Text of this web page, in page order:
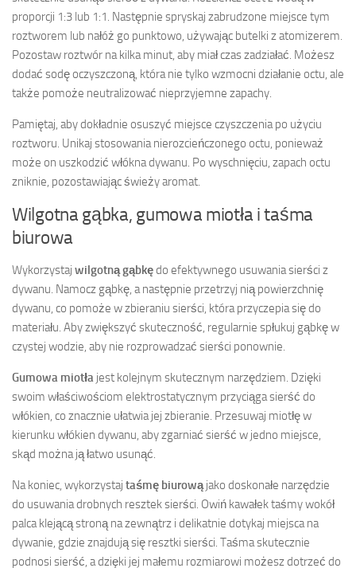
proporcji 1:3 lub 1:1. Następnie spryskaj zabrudzone miejsce tym
roztworem lub nałóż go punktowo, używając butelki z atomizerem.
Pozostaw roztwór na kilka minut, aby miał czas zadziałać. Możesz
dodać sodę oczyszczoną, która nie tylko wzmocni działanie octu, ale
także pomoże neutralizować nieprzyjemne zapachy.
Pamiętaj, aby dokładnie osuszyć miejsce czyszczenia po użyciu
roztworu. Unikaj stosowania nierozcieńczonego octu, ponieważ
może on uszkodzić włókna dywanu. Po wyschnięciu, zapach octu
zniknie, pozostawiając świeży aromat.
Wilgotna gąbka, gumowa miotła i taśma
biurowa
Wykorzystaj wilgotną gąbkędo efektywnego usuwania sierści z
dywanu. Namocz gąbkę, a następnie przetrzyj nią powierzchnię
dywanu, co pomoże w zbieraniu sierści, która przyczepia się do
materiału. Aby zwiększyć skuteczność, regularnie spłukuj gąbkę w
czystej wodzie, aby nie rozprowadzać sierści ponownie.
Gumowa miotła jest kolejnym skutecznym narzędziem. Dzięki
swoim właściwościom elektrostatycznym przyciąga sierść do
włókien, co znacznie ułatwia jej zbieranie. Przesuwaj miotłę w
kierunku włókien dywanu, aby zgarniać sierść w jedno miejsce,
skąd można ją łatwo usunąć.
Na koniec, wykorzystaj taśmę biurową jako doskonałe narzędzie
do usuwania drobnych resztek sierści. Owiń kawałek taśmy wokół
palca klejącą stroną na zewnątrz i delikatnie dotykaj miejsca na
dywanie, gdzie znajdują się resztki sierści. Taśma skutecznie
podnosi sierść, a dzięki jej małemu rozmiarowi możesz dotrzeć do